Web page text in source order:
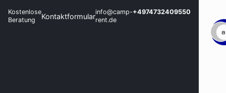
Kostenlose
Beratung
Kontaktformularinfo@camp-
rent.de
+4974732409550